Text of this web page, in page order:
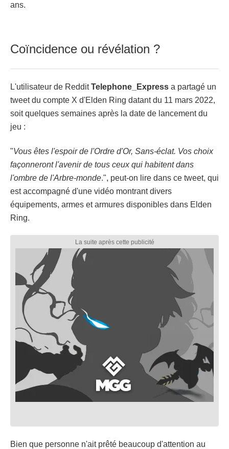
ans.
Coïncidence ou révélation ?
L'utilisateur de RedditTelephone_Express a partagé un
tweet du compte X d'Elden Ring datant du 11 mars 2022,
soit quelques semaines après la date de lancement du
jeu :
"Vous êtes l'espoir de l'Ordre d'Or, Sans-éclat. Vos choix
façonneront l'avenir de tous ceux qui habitent dans
l'ombre de l'Arbre-monde.", peut-on lire dans ce tweet, qui
est accompagné d'une vidéo montrant divers
équipements, armes et armures disponibles dans Elden
Ring.
Bien que personne n'ait prêté beaucoup d'attention au